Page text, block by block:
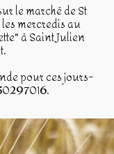
le marché de St
mercredis au
à Saint Julien
pour ces jours-